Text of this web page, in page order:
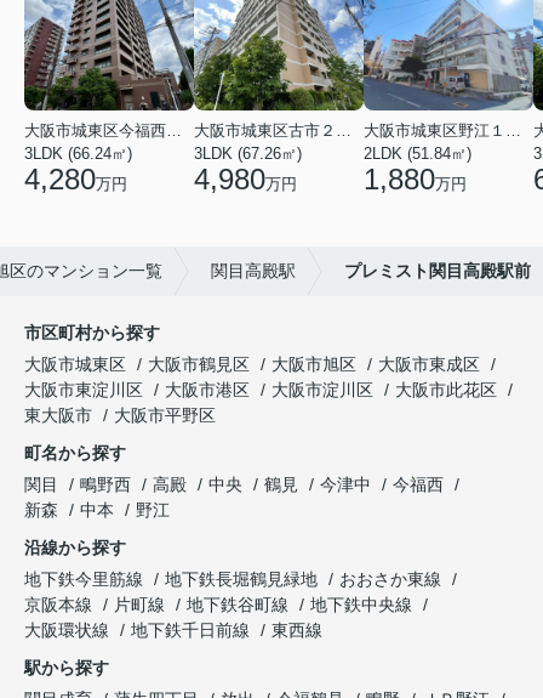
大阪市城東区今福西６丁目
3LDK (66.24㎡)
4,280万円
大阪市城東区古市２丁目
3LDK (67.26㎡)
4,980万円
大阪市城東区野江１丁目
2LDK (51.84㎡)
1,880万円
区のマンション一覧 関目高殿駅 プレミスト関目高殿駅前
市区町村から探す
大阪市城東区
大阪市鶴見区 大阪市旭区
大阪市東成区
大阪市東淀川区
大阪市港区 大阪市淀川区
大阪市此花区
東大阪市
大阪市平野区
町名から探す
関目
鴫野西 高殿 中央 鶴見 今津中
今福西
新森
中本
野江
沿線から探す
地下鉄今里筋線
地下鉄長堀鶴見緑地
おおさか東線
京阪本線
片町線 地下鉄谷町線
地下鉄中央線
大阪環状線
地下鉄千日前線
東西線
駅から探す